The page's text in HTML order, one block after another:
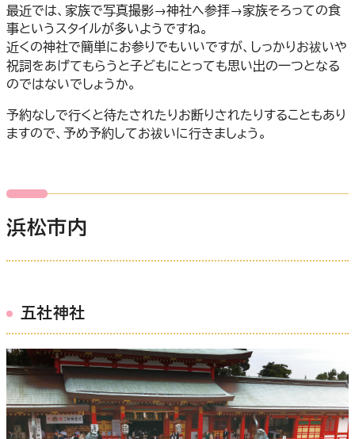
最近では、家族で写真撮影→神社へ参拝→家族そろっての食
事というスタイルが多いようですね。
近くの神社で簡単にお参りでもいいですが、しっかりお祓いや
祝詞をあげてもらうと子どもにとっても思い出の一つとなる
のではないでしょうか。
予約なしで行くと待たされたりお断りされたりすることもあり
ますので、予め予約してお祓いに行きましょう。
浜松市内
五社神社